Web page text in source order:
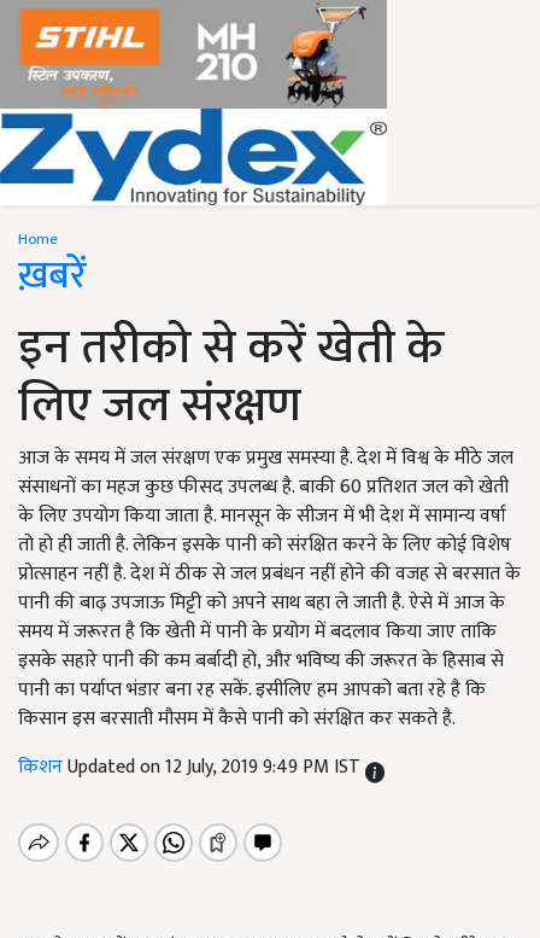
Home
ख़बरें
इन तरीको से करें खेती के
लिए जल संरक्षण
आज के समय में जल संरक्षण एक प्रमुख समस्या है. देश में विश्व के मीठे जल
संसाधनों का महज कुछ फीसद उपलब्ध है. बाकी 60 प्रतिशत जल को खेती
के लिए उपयोग किया जाता है. मानसून के सीजन में भी देश में सामान्य वर्षा
तो हो ही जाती है. लेकिन इसके पानी को संरक्षित करने के लिए कोई विशेष
प्रोत्साहन नहीं है. देश में ठीक से जल प्रबंधन नहीं होने की वजह से बरसात के
पानी की बाढ़ उपजाऊ मिट्टी को अपने साथ बहा ले जाती है. ऐसे में आज के
समय में जरूरत है कि खेती में पानी के प्रयोग में बदलाव किया जाए ताकि
इसके सहारे पानी की कम बर्बादी हो, और भविष्य की जरूरत के हिसाब से
पानी का पर्याप्त भंडार बना रह सकें. इसीलिए हम आपको बता रहे है कि
किसान इस बरसाती मौसम में कैसे पानी को संरक्षित कर सकते है.
किशनUpdated on 12 July, 2019 9:49 PM IST